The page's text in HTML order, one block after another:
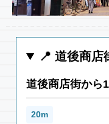
📍 道後商店
道後商店街から
20m